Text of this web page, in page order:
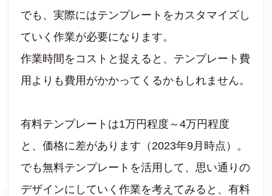
でも、実際にはテンプレートをカスタマイズし
ていく作業が必要になります。
作業時間をコストと捉えると、テンプレート費
用よりも費用がかかってくるかもしれません。
有料テンプレートは1万円程度～4万円程度
と、価格に差があります（2023年9月時点）。
でも無料テンプレートを活用して、思い通りの
デザインにしていく作業を考えてみると、有料